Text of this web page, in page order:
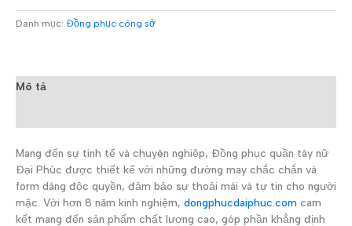
Danh mục: Đồng phục công sở
Mô tả
Mang đến sự tinh tế và chuyên nghiệp, Đồng phục quần tây nữ
Đại Phúc được thiết kế với những đường may chắc chắn và
form dáng độc quyền, đảm bảo sự thoải mái và tự tin cho người
mặc. Với hơn 8 năm kinh nghiệm, dongphucdaiphuc.com cam
kết mang đến sản phẩm chất lượng cao, góp phần khẳng định